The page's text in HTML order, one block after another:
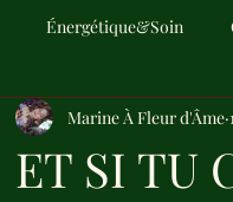
Énergétique&Soin
ET SI TU
Marine À Fleur d'Âme